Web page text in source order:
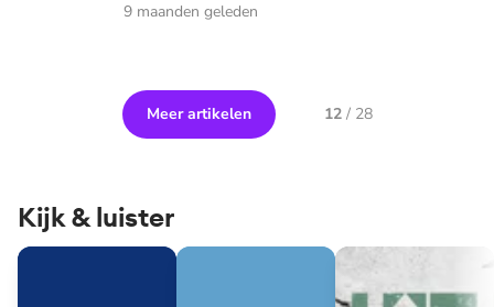
9 maanden geleden
Meer artikelen 12/ 28
Kijk & luister
Rachel valt binnen Redders op zee Uit de bak